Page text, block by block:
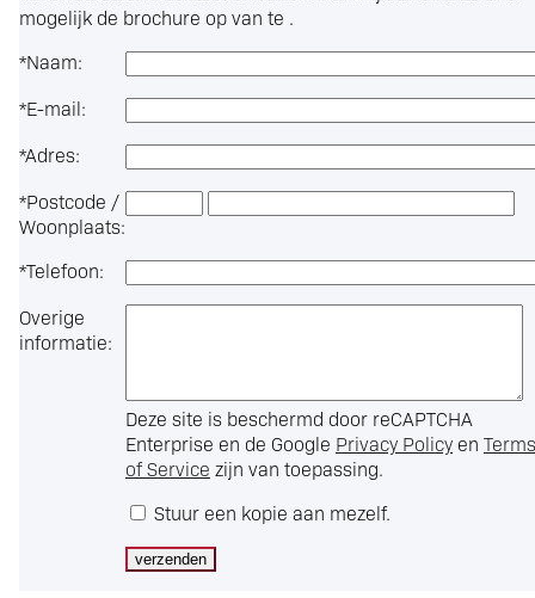
mogelijk de brochure op van te .
*Naam:
*E-mail:
*Adres:
*Postcode /
Woonplaats:
*Telefoon:
Overige
informatie:
Deze site is beschermd door reCAPTCHA
Enterprise en de Google Privacy Policy en Terms
of Service zijn van toepassing.
Stuur een kopie aan mezelf.